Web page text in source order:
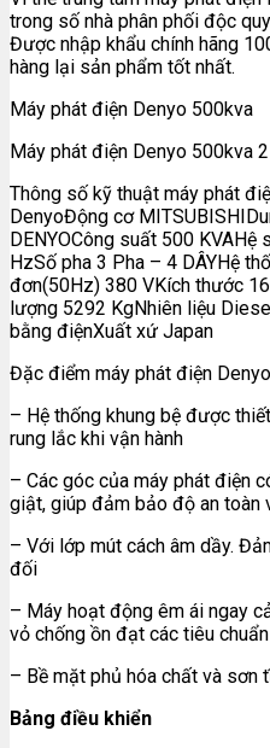
trong số nhà phân phối độc
Được nhập khẩu chính hãng
hàng lại sản phẩm tốt nhất.
Máy phát điện Denyo 500kva
Máy phát điện Denyo 500kva 2
Thông số kỹ thuật máy phát
DenyoĐộng cơ
DENYOCông suất 500
HzSố pha 3 Pha – 4 DÂYHệ
đơn(50Hz) 380 VKích thước
lượng 5292 KgNhiên liệu
bằng điệnXuất xứ Japan
Đặc điểm máy phát điện
– Hệ thống khung bệ được
rung lắc khi vận hành
– Các góc của máy phát điện
giật, giúp đảm bảo độ an toàn
– Với lớp mút cách âm dầy.
đối
– Máy hoạt động êm ái ngay
vỏ chống ồn đạt các tiêu
– Bề mặt phủ hóa chất và sơn
Bảng điều khiển